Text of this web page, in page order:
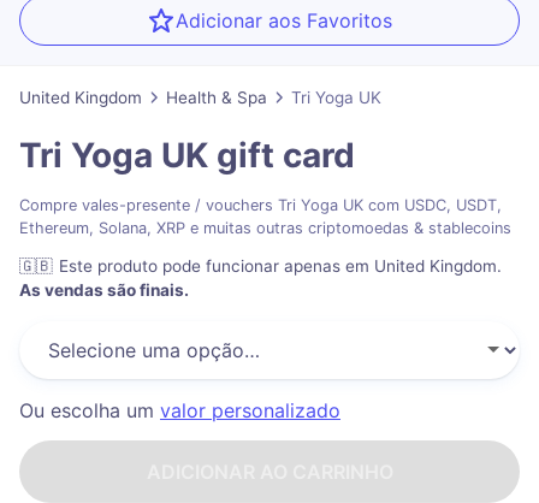
Adicionar aos Favoritos
United Kingdom Health & Spa Tri Yoga UK
Tri Yoga UK gift card
Compre vales-presente / vouchers Tri Yoga UK com USDC, USDT,
Ethereum, Solana, XRP e muitas outras criptomoedas & stablecoins
🇬🇧 Este produto pode funcionar apenas em United Kingdom.
As vendas são finais.
Ou escolha um valor personalizado